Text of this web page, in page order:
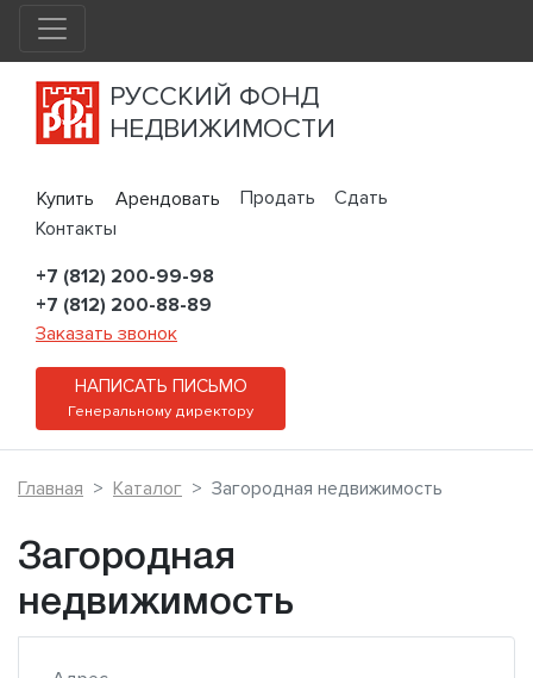
РУССКИЙ ФОНД
НЕДВИЖИМОСТИ
Купить Арендовать Продать
Сдать
Контакты
+7 (812) 200-99-98
+7 (812) 200-88-89
Заказать звонок
НАПИСАТЬ ПИСЬМО
Генеральному директору
Главная Каталог Загородная недвижимость
Загородная
недвижимость